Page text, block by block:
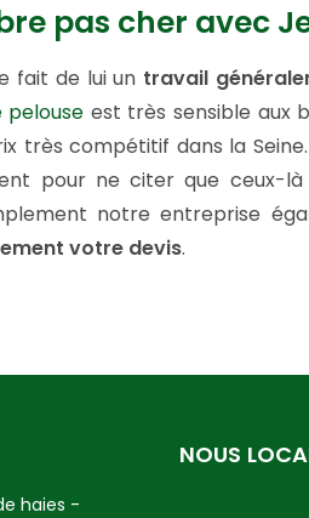
pas cher avec
fait de lui un travail
est très sensible aux
très compétitif dans la
pour ne citer que ceux-
notre entreprise
votre devis.
haies -
NOUS